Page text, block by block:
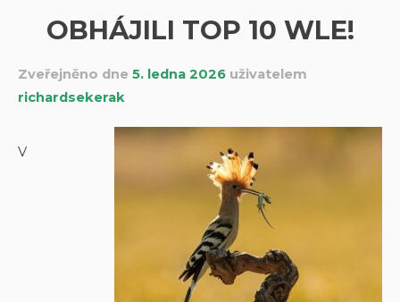
OBHÁJILI TOP 10 WLE!
Zveřejněno dne 5. ledna 2026 uživatelem
richardsekerak
V